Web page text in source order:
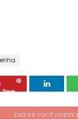
Save
TALVEZ VOCÊ GOSTE